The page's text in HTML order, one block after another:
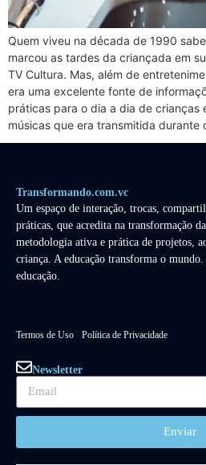
Quem viveu na década de 1990
marcou as tardes da criançada em
TV Cultura. Mas, além de
era uma excelente fonte de
práticas para o dia a dia de crianças
músicas que era transmitida durante
Transformando.com.vc
Um espaço de interação, trocas,
práticas, que acredita na transformação
metodologia ativa e prática de projetos,
criança. A educação transforma o
educação.
Termos de Uso Política de Privacidade
Newsletter
Enviar